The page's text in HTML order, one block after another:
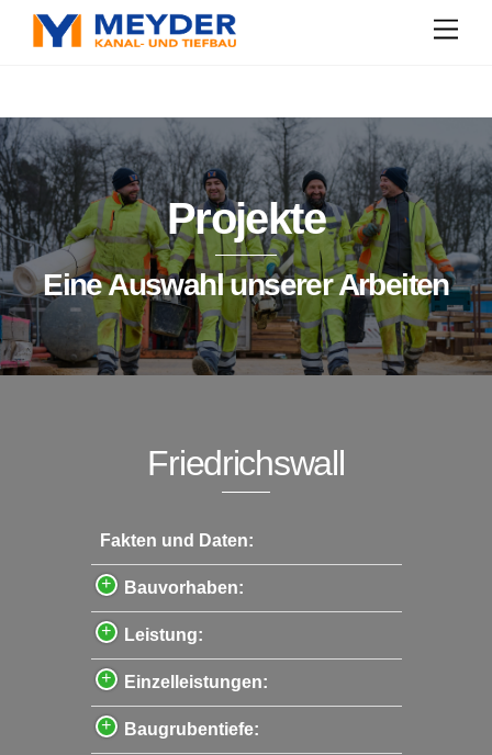
Skip
Projekte
Eine Auswahl unserer Arbeiten
Friedrichswall
Fakten und Daten:
Bauvorhaben:
Leistung:
Einzelleistungen:
Baugrubentiefe: